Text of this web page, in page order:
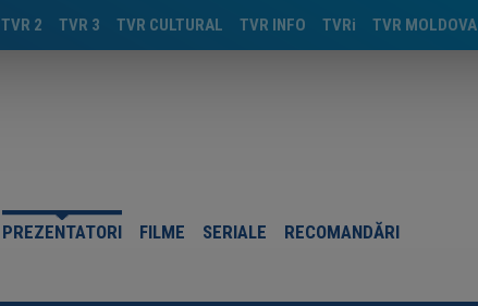
TVR MOLDOVA
TVRi
TVR INFO
TVR CULTURAL
TVR 3
TVR 2
PREZENTATORI FILME SERIALE RECOMANDĂRI